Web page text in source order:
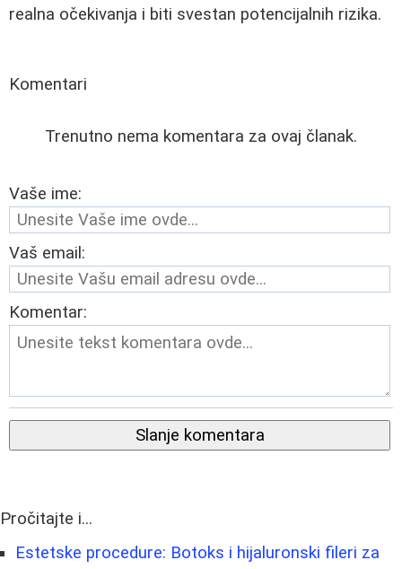
realna očekivanja i biti svestan potencijalnih rizika.
Komentari
Trenutno nema komentara za ovaj članak.
Vaše ime:
Vaš email:
Komentar:
Slanje komentara
Pročitajte i...
Estetske procedure: Botoks i hijaluronski fileri za